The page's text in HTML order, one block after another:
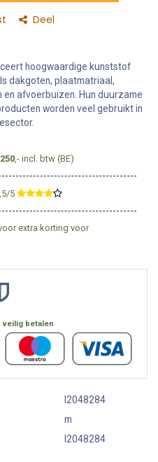
Deel
hoogwaardige kunststof
dakgoten, plaatmatriaal,
afvoerbuizen. Hun duurzame
worden veel gebruikt in
,- incl. btw (BE)
5 ​
extra korting voor
veilig betalen
I2048284
m
I2048284